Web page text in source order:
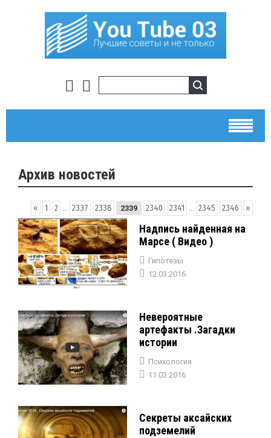
Архив новостей
« 1 2 2337 2338 2339 2340 2341 2345 2346 »
Надпись найденная на
Марсе ( Видео )
Гипотезы
12.03.2016
Невероятные
артефакты .Загадки
истории
Психология
11.03.2016
Секреты аксайских
подземелий